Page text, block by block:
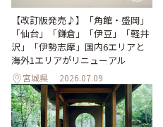
【改訂版発売♪】「角館・盛岡」
「仙台」「鎌倉」「伊豆」「軽井
沢」「伊勢志摩」国内6エリアと
海外1エリアがリニューアル
宮城県 2026.07.09